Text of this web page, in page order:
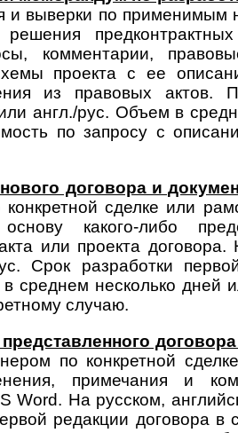
и выверки по при­ме­ни­мым
комментарии,
проекта с ее
из правовых актов.
англ./рус. Объем в
по запросу с
договора и
сделке или
какого-либо
или проекта
Срок разработки
среднем несколько дней
случаю.
по конк­рет­ной
примечания и
Word. На русском,
редакции договора в